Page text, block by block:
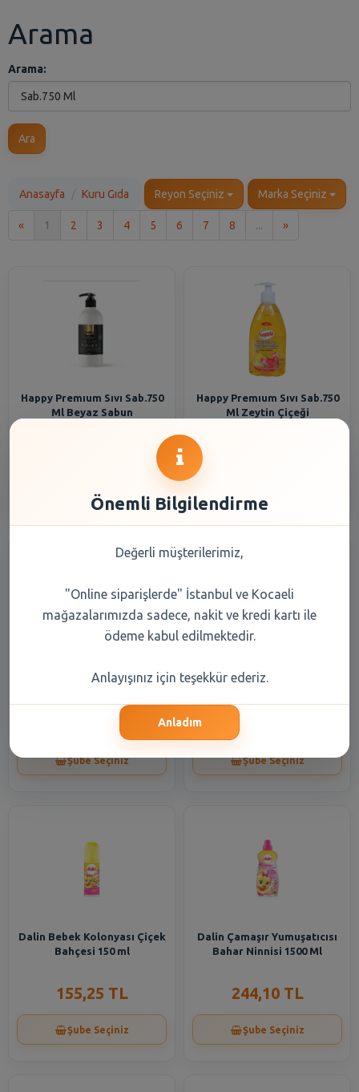
Arama
Arama:
Ara
Anasayfa Kuru Gıda Reyon Seçiniz Marka Seçiniz
« 1 2 3 4 5 6 7 8 ... »Son
Happy Premıum Sıvı Sab.750
Ml Beyaz Sabun
Happy Premıum Sıvı Sab.750
Ml Zeytin Çiçeği
Pompalı 700 Ml
Şube Seçiniz
Ml
Şube Seçiniz
Dalin Bebek Kolonyası Çiçek
Bahçesi 150 ml
155,25 TL
Şube Seçiniz
Dalin Çamaşır Yumuşatıcısı
Bahar Ninnisi 1500 Ml
244,10 TL
Şube Seçiniz
Önemli Bilgilendirme
Değerli müşterilerimiz,
"Online siparişlerde" İstanbul ve Kocaeli
mağazalarımızda sadece, nakit ve kredi kartı ile
ödeme kabul edilmektedir.
Anlayışınız için teşekkür ederiz.
Anladım